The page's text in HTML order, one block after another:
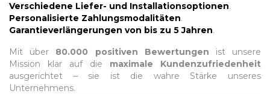
Verschiedene Liefer- und Installationsoptionen.
Personalisierte Zahlungsmodalitäten.
Garantieverlängerungen von bis zu 5 Jahren.
Mit über 80.000 positiven Bewertungen ist unsere
Mission klar auf die maximale Kundenzufriedenheit
ausgerichtet – sie ist die wahre Stärke unseres
Unternehmens.